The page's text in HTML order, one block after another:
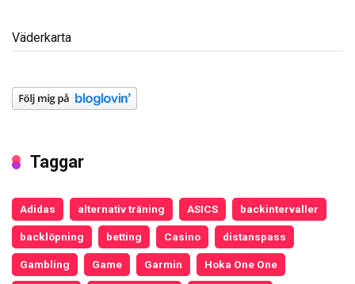
Väderkarta
Taggar
Adidas alternativ träning ASICS backintervaller
backlöpning betting Casino distanspass
Gambling Game Garmin Hoka One One